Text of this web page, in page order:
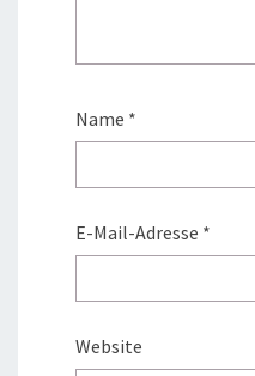
Name *
E-Mail-Adresse *
Website